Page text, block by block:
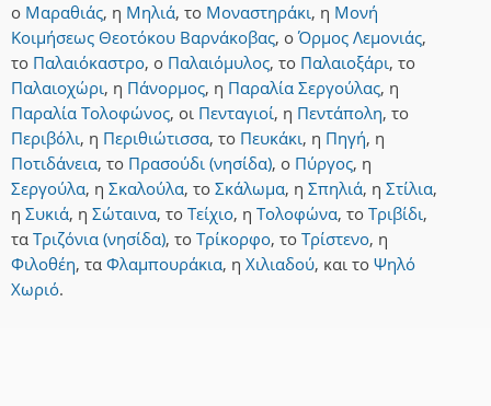
ο Μαραθιάς, η Μηλιά, το Μοναστηράκι, η Μονή
Κοιμήσεως Θεοτόκου Βαρνάκοβας, ο Όρμος Λεμονιάς,
το Παλαιόκαστρο, ο Παλαιόμυλος, το Παλαιοξάρι, το
Παλαιοχώρι, η Πάνορμος, η Παραλία Σεργούλας, η
Παραλία Τολοφώνος, οι Πενταγιοί, η Πεντάπολη, το
Περιβόλι, η Περιθιώτισσα, το Πευκάκι, η Πηγή, η
Ποτιδάνεια, το Πρασούδι (νησίδα), ο Πύργος, η
Σεργούλα, η Σκαλούλα, το Σκάλωμα, η Σπηλιά, η Στίλια,
η Συκιά, η Σώταινα, το Τείχιο, η Τολοφώνα, το Τριβίδι,
τα Τριζόνια (νησίδα), το Τρίκορφο, το Τρίστενο, η
Φιλοθέη, τα Φλαμπουράκια, η Χιλιαδού, και το Ψηλό
Χωριό.